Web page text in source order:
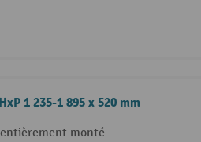
1 235-1 895 x 520 mm
monté